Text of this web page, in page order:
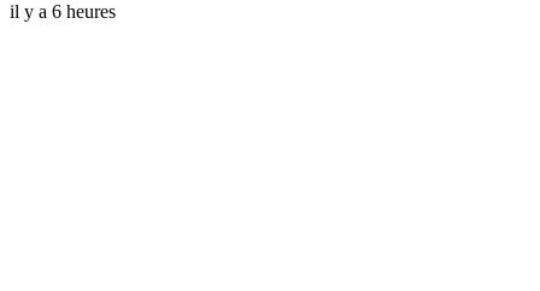
il y a 6 heures